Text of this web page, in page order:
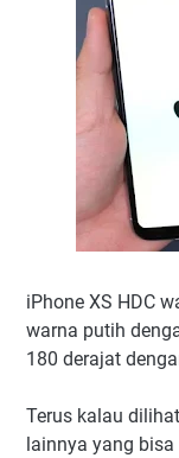
iPhone XS HDC
warna putih
180 derajat
Terus kalau
lainnya yang